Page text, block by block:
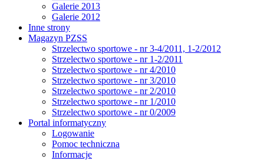
Galerie 2013
Galerie 2012
Inne strony
Magazyn PZSS
Strzelectwo sportowe - nr 3-4/2011, 1-2/2012
Strzelectwo sportowe - nr 1-2/2011
Strzelectwo sportowe - nr 4/2010
Strzelectwo sportowe - nr 3/2010
Strzelectwo sportowe - nr 2/2010
Strzelectwo sportowe - nr 1/2010
Strzelectwo sportowe - nr 0/2009
Portal informatyczny
Logowanie
Pomoc techniczna
Informacje